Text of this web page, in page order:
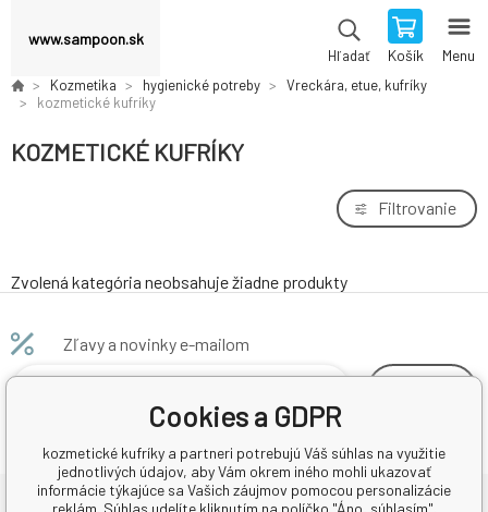
www.sampoon.sk
Hľadať Košík Menu
Kozmetika hygienické potreby
Vreckára, etue, kufríky
kozmetické kufríky
KOZMETICKÉ KUFRÍKY
Filtrovanie
Zvolená kategória neobsahuje žiadne produkty
Zľavy a novinky e-mailom
Ďalšie informácie
Cookies a GDPR
kozmetické kufríky a partneri potrebujú Váš súhlas na využitie
jednotlivých údajov, aby Vám okrem iného mohli ukazovať
informácie týkajúce sa Vašich záujmov pomocou personalizácie
reklám. Súhlas udelíte kliknutím na políčko "Áno, súhlasím".